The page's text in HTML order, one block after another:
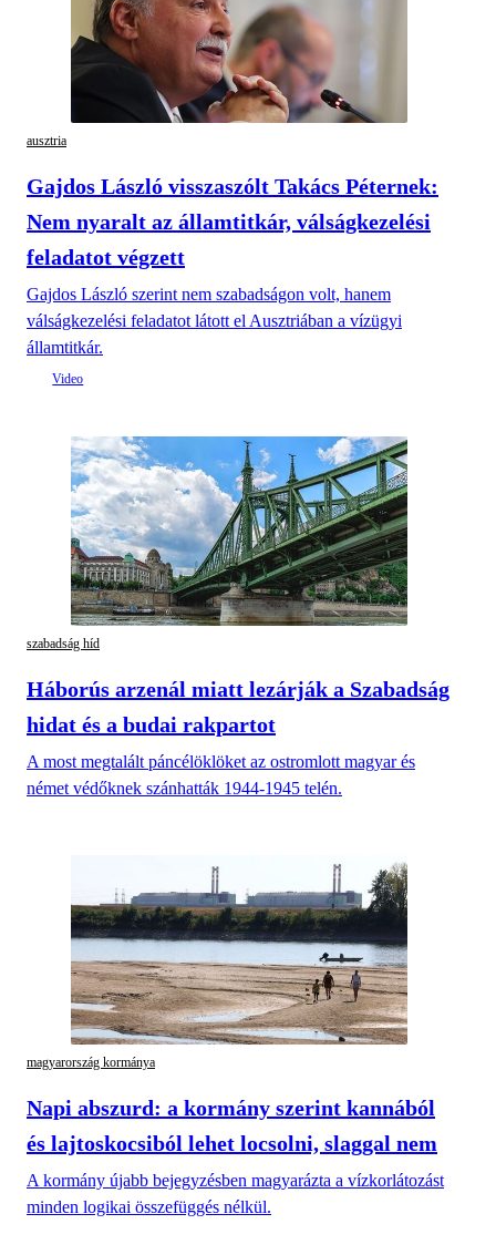
ausztria
Gajdos László visszaszólt Takács Péternek:
Nem nyaralt az államtitkár, válságkezelési
feladatot végzett
Gajdos László szerint nem szabadságon volt, hanem
válságkezelési feladatot látott el Ausztriában a vízügyi
államtitkár.
szabadság híd
Háborús arzenál miatt lezárják a Szabadság
hidat és a budai rakpartot
A most megtalált páncélöklöket az ostromlott magyar és
német védőknek szánhatták 1944-1945 telén.
magyarország kormánya
Napi abszurd: a kormány szerint kannából
és lajtoskocsiból lehet locsolni, slaggal nem
A kormány újabb bejegyzésben magyarázta a vízkorlátozást
minden logikai összefüggés nélkül.